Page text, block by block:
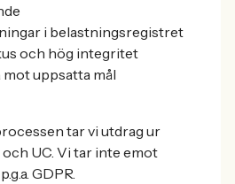
i belastningsregistret
och hög integritet
uppsatta mål
tar vi utdrag ur
UC. Vi tar inte emot
GDPR.